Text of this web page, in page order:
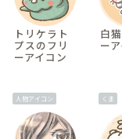
トリケラト
プスのフリ
ーアイコン
白
ー
人物アイコン くま